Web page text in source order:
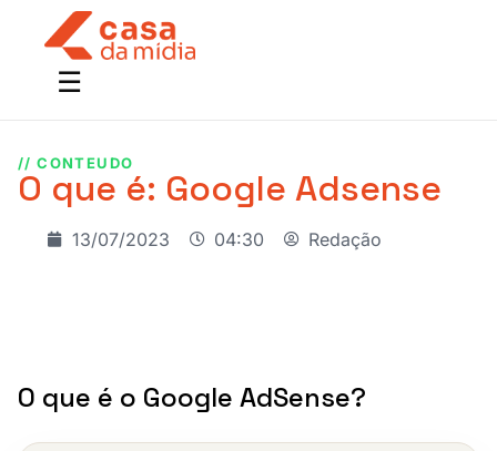
// CONTEUDO
O que é: Google Adsense
13/07/2023 04:30 Redação
O que é o Google AdSense?